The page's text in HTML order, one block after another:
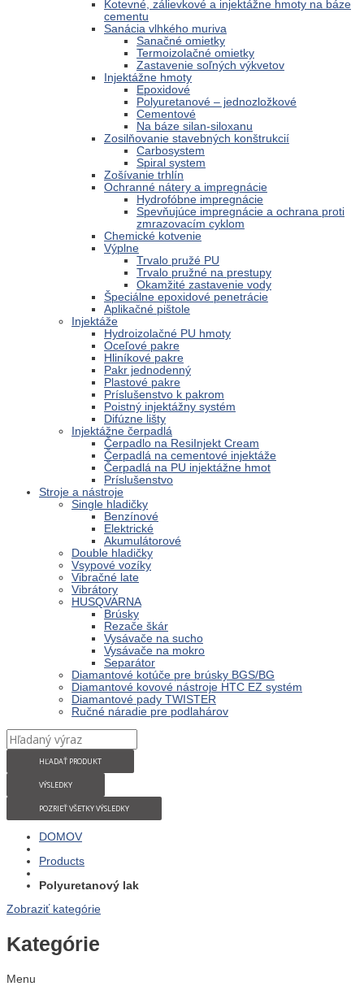
Kotevné, zálievkové a injektážne hmoty na báze
cementu
Sanácia vlhkého muriva
Sanačné omietky
Termoizolačné omietky
Zastavenie soľných výkvetov
Injektážne hmoty
Epoxidové
Polyuretanové – jednozložkové
Cementové
Na báze silan-siloxanu
Zosilňovanie stavebných konštrukcií
Carbosystem
Spiral system
Zošívanie trhlín
Ochranné nátery a impregnácie
Hydrofóbne impregnácie
Spevňujúce impregnácie a ochrana proti
zmrazovacím cyklom
Chemické kotvenie
Výplne
Trvalo pružé PU
Trvalo pružné na prestupy
Okamžité zastavenie vody
Špeciálne epoxidové penetrácie
Aplikačné pištole
Injektáže
Hydroizolačné PU hmoty
Oceľové pakre
Hliníkové pakre
Pakr jednodenný
Plastové pakre
Príslušenstvo k pakrom
Poistný injektážny systém
Difúzne lišty
Injektážne čerpadlá
Čerpadlo na ResiInjekt Cream
Čerpadlá na cementové injektáže
Čerpadlá na PU injektážne hmot
Príslušenstvo
Stroje a nástroje
Single hladičky
Benzínové
Elektrické
Akumulátorové
Double hladičky
Vsypové vozíky
Vibračné late
Vibrátory
HUSQVARNA
Brúsky
Rezače škár
Vysávače na sucho
Vysávače na mokro
Separátor
Diamantové kotúče pre brúsky BGS/BG
Diamantové kovové nástroje HTC EZ systém
Diamantové pady TWISTER
Ručné náradie pre podlahárov
HĽADAŤ PRODUKT
VÝSLEDKY
POZRIEŤ VŠETKY VÝSLEDKY
DOMOV
Products
Polyuretanový lak
Zobraziť kategórie
Kategórie
Menu